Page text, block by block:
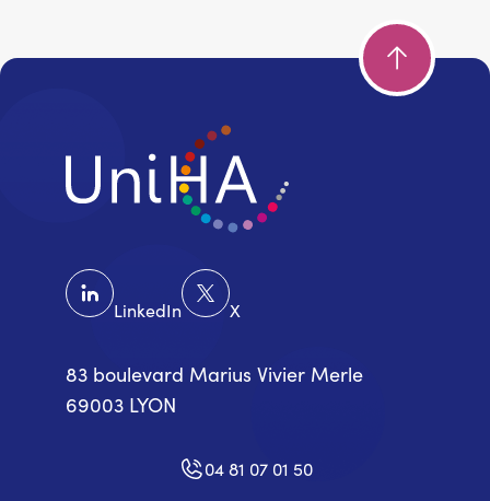
LinkedIn X
83 boulevard Marius Vivier Merle
69003 LYON
04 81 07 01 50